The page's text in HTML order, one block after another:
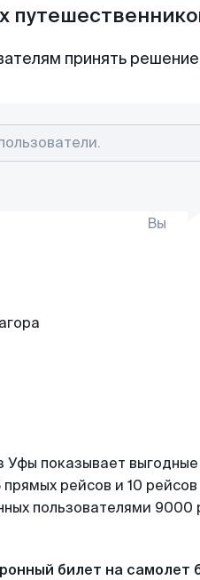
принять решение
Вы
Уфы показывает
рейсов и 10
пользователями 9000
билет на самолет